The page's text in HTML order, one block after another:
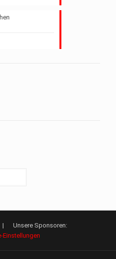
Sponsoren:
Einstellungen